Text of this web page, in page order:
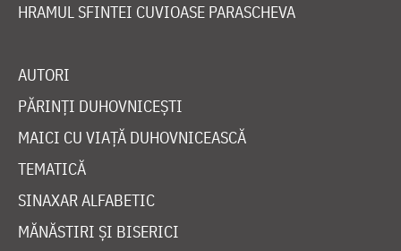
HRAMUL SFINTEI CUVIOASE PARASCHEVA
AUTORI
PĂRINȚI DUHOVNICEȘTI
MAICI CU VIAȚĂ DUHOVNICEASCĂ
TEMATICĂ
SINAXAR ALFABETIC
MĂNĂSTIRI ȘI BISERICI